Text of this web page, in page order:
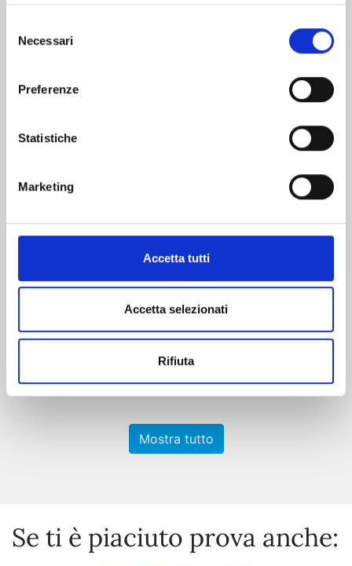
delNecessari
Preferenze
Statistiche
Marketing
Accetta tutti
Accetta selezionati
Rifiuta
ICHI THE WITCH n. 4
27/10/2026
Mostra tutto
Se ti è piaciuto prova anche: